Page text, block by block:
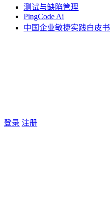
测试与缺陷管理
PingCode Ai
中国企业敏捷实践白皮书
登录 注册